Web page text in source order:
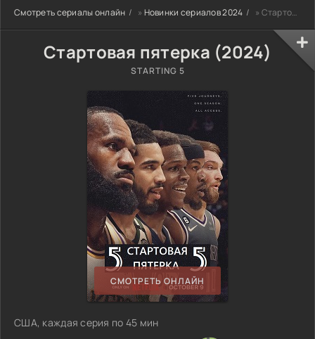
Смотреть сериалы онлайн » Новинки сериалов 2024 » Стартовая пятерка (2024)
Стартовая пятерка (2024)
STARTING 5
СМОТРЕТЬ ОНЛАЙН
США, каждая серия по 45 мин